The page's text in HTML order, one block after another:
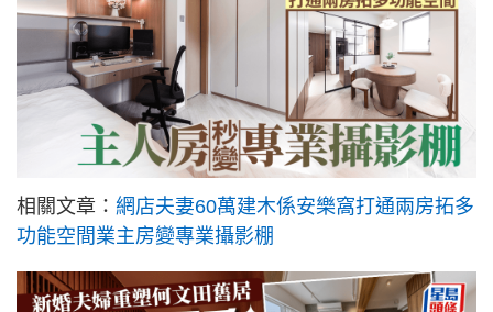
相關文章： 網店夫妻60萬建木係安樂窩打通兩房拓多
功能空間業主房變專業攝影棚